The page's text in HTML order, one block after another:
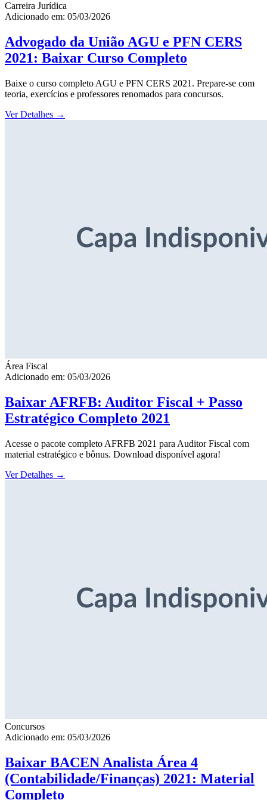
Carreira Jurídica
Adicionado em: 05/03/2026
Advogado da União AGU e PFN CERS
2021: Baixar Curso Completo
Baixe o curso completo AGU e PFN CERS 2021. Prepare-se com
teoria, exercícios e professores renomados para concursos.
Ver Detalhes →
Área Fiscal
Adicionado em: 05/03/2026
Baixar AFRFB: Auditor Fiscal + Passo
Estratégico Completo 2021
Acesse o pacote completo AFRFB 2021 para Auditor Fiscal com
material estratégico e bônus. Download disponível agora!
Ver Detalhes →
Concursos
Adicionado em: 05/03/2026
Baixar BACEN Analista Área 4
(Contabilidade/Finanças) 2021: Material
Completo